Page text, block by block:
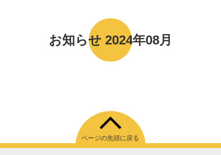
お知らせ 2024年08月
ページの先頭に戻る